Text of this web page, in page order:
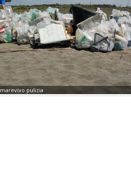
marevivo pulizia